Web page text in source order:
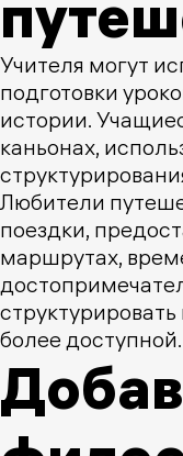
Учителя могут
подготовки
истории.
каньонах,
Любители
поездки,
маршрутах,
более доступной.